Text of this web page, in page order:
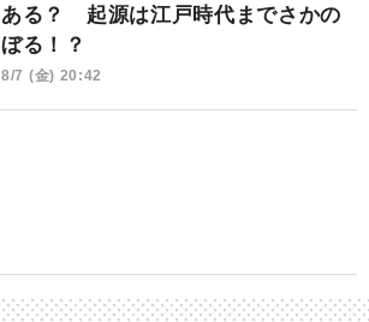
ある？ 起源は江戸時代までさかの
ぼる！？
8/7 (金) 20:42